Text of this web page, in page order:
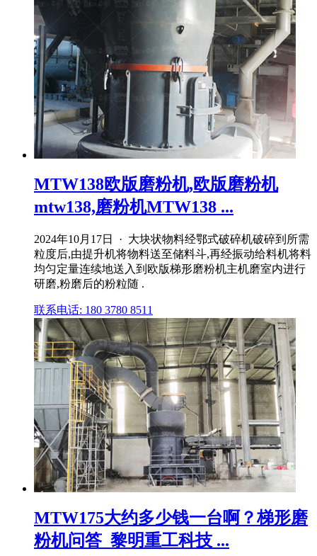
MTW138欧版磨粉机,欧版磨粉机
mtw138,磨粉机MTW138 ...
2024年10月17日 · 大块状物料经鄂式破碎机破碎到所需
粒度后,由提升机将物料送至储料斗,再经振动给料机将料
均匀定量连续地送入到欧版梯形磨粉机主机磨室内进行
研磨,粉磨后的粉粒随 .
联系电话: 180 3780 8511
MTW175大约多少钱一台啊？梯形磨
粉机问答_黎明重工科技 ...